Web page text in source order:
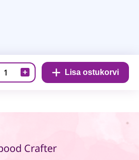
Disainpaber-
Seaside
Lisa ostukorvi
Crafter